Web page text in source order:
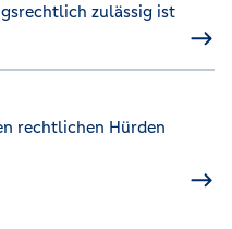
zulässig ist
rechtlichen Hürden